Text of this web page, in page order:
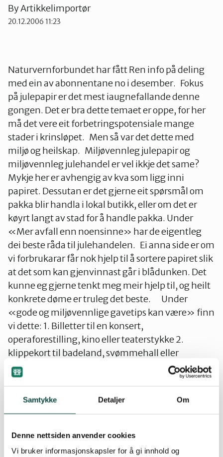
Samtykke Detaljer Om
Denne nettsiden anvender cookies
Vi bruker informasjonskapsler for å gi innhold og
Ørsta og Volda
Tingvoll
ByArtikkelimportør
20.12.2006 11:23
Naturvernforbundet har fått Ren info på deling
med ein av abonnentane no i desember. Fokus
på julepapir er det mest iaugnefallande denne
gongen. Det er bra dette temaet er oppe, for her
må det vere eit forbetringspotensiale mange
stader i krinsløpet. Men så var det dette med
miljø og heilskap. Miljøvennleg julepapir og
miljøvennleg julehandel er vel ikkje det same?
Mykje her er avhengig av kva som ligg inni
papiret. Dessutan er det gjerne eit spørsmål om
pakka blir handla i lokal butikk, eller om det er
køyrt langt av stad for å handle pakka. Under
«Mer avfall enn noensinne» har de eigentleg
dei beste råda til julehandelen. Ei anna side er om
vi forbrukarar får nok hjelp til å sortere papiret slik
at det som kan gjenvinnast går i blådunken. Det
kunne eg gjerne tenkt meg meir hjelp til, og heilt
konkrete døme er truleg det beste. Under
«gode og miljøvennlige gavetips kan være» finn
vi dette: 1. Billetter til en konsert,
operaforestilling, kino eller teaterstykke 2.
klippekort til badeland, svømmehall eller
trimstudio 3. heiskort til alpinløypa 4. behandling
med aromaterapi eller massasje 5. middag for 2
Gavekort på en reise eller hotellovernatting 7.
brødbakst, julebakst, hjulskift etc. 8. Bak en kake
9. Arranger venne- eller venninnekveld med